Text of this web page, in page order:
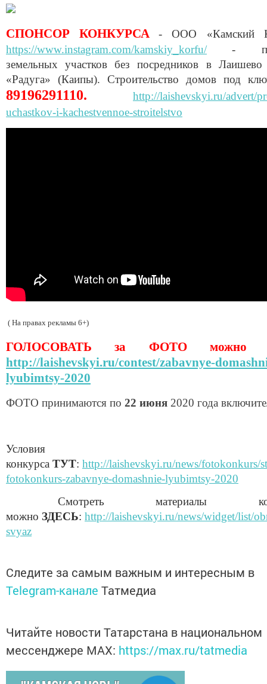
СПОНСОР КОНКУРСА
- ООО «Камский
https://www.instagram.com/kamskiy_korfu/
-
земельных участков без посредников в
«Радуга» (Каипы). Строительство домов под
89196291110.
http://laishevskyi.ru/advert/
uchastkov-i-kachestvennoe-stroitelstvo
( На правах рекламы 6+)
ГОЛОСОВАТЬ за ФОТО можно
http://laishevskyi.ru/contest/zabavnye-
lyubimtsy-2020
ФОТО принимаются по 22 июня 2020 года
Условия
конкурса ТУТ: http://laishevskyi.ru/news/fotokonkurs/
fotokonkurs-zabavnye-domashnie-lyubimtsy-2020
Смотреть материалы
можно ЗДЕСЬ: http://laishevskyi.ru/news/widget/list/
svyaz
Следите за самым важным и интересным в
Telegram-канале Татмедиа
Читайте новости Татарстана в национальном
мессенджере MАХ: https://max.ru/tatmedia